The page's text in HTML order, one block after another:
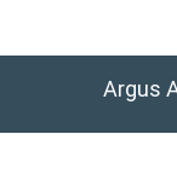
Argus